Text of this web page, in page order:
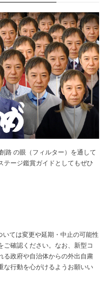
路 の眼（フィルター）を通して
テージ鑑賞ガイドとしてもぜひ
ては変更や延期・中止の可能性
確認ください。なお、新型コ
る政府や自治体からの外出自粛
な行動を心がけるようお願いい